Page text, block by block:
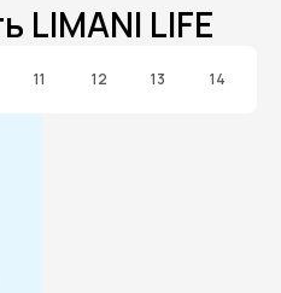
LIMANI LIFE
11 12 13 14